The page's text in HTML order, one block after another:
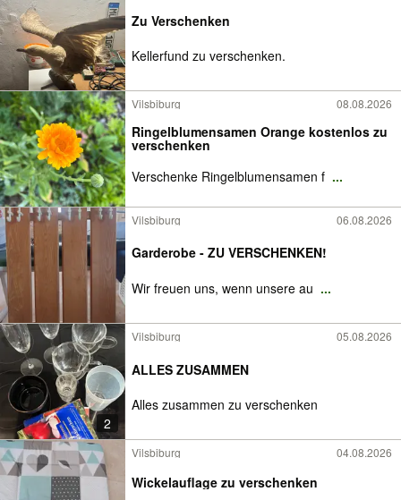
Zu Verschenken
Kellerfund zu verschenken.
Vilsbiburg 08.08.2026
Ringelblumensamen Orange kostenlos zu
verschenken
Verschenke Ringelblumensamen f ...
Vilsbiburg 06.08.2026
Garderobe - ZU VERSCHENKEN!
Wir freuen uns, wenn unsere au ...
2
Vilsbiburg 05.08.2026
ALLES ZUSAMMEN
Alles zusammen zu verschenken
Vilsbiburg 04.08.2026
Wickelauflage zu verschenken